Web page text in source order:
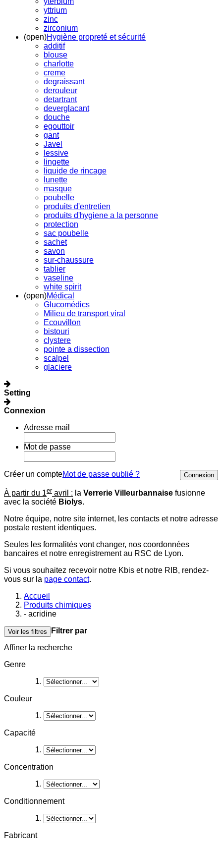
yttrium
zinc
zirconium
(open)Hygiène propreté et sécurité
additif
blouse
charlotte
creme
degraissant
derouleur
detartrant
deverglacant
douche
egouttoir
gant
Javel
lessive
lingette
liquide de rincage
lunette
masque
poubelle
produits d'entretien
produits d'hygiene a la personne
protection
sac poubelle
sachet
savon
sur-chaussure
tablier
vaseline
white spirit
(open)Médical
Glucomédics
Milieu de transport viral
Ecouvillon
bistouri
clystere
pointe a dissection
scalpel
glaciere
Setting
Connexion
Adresse mail
Mot de passe
Créer un compte Connexion
Mot de passe oublié ?
À partir du 1er avril : la Verrerie Villeurbannaise fusionne
avec la société Biolys.
Notre équipe, notre site internet, les contacts et notre adresse
postale restent identiques.
Seules les formalités vont changer, nos coordonnées
bancaires et notre enregistrement au RSC de Lyon.
Si vous souhaitez recevoir notre Kbis et notre RIB, rendez-
vous sur la page contact.
Accueil
Produits chimiques
- acridine
Voir les filtres
Filtrer par
Affiner la recherche
Genre
Couleur
Capacité
Concentration
Conditionnement
Fabricant